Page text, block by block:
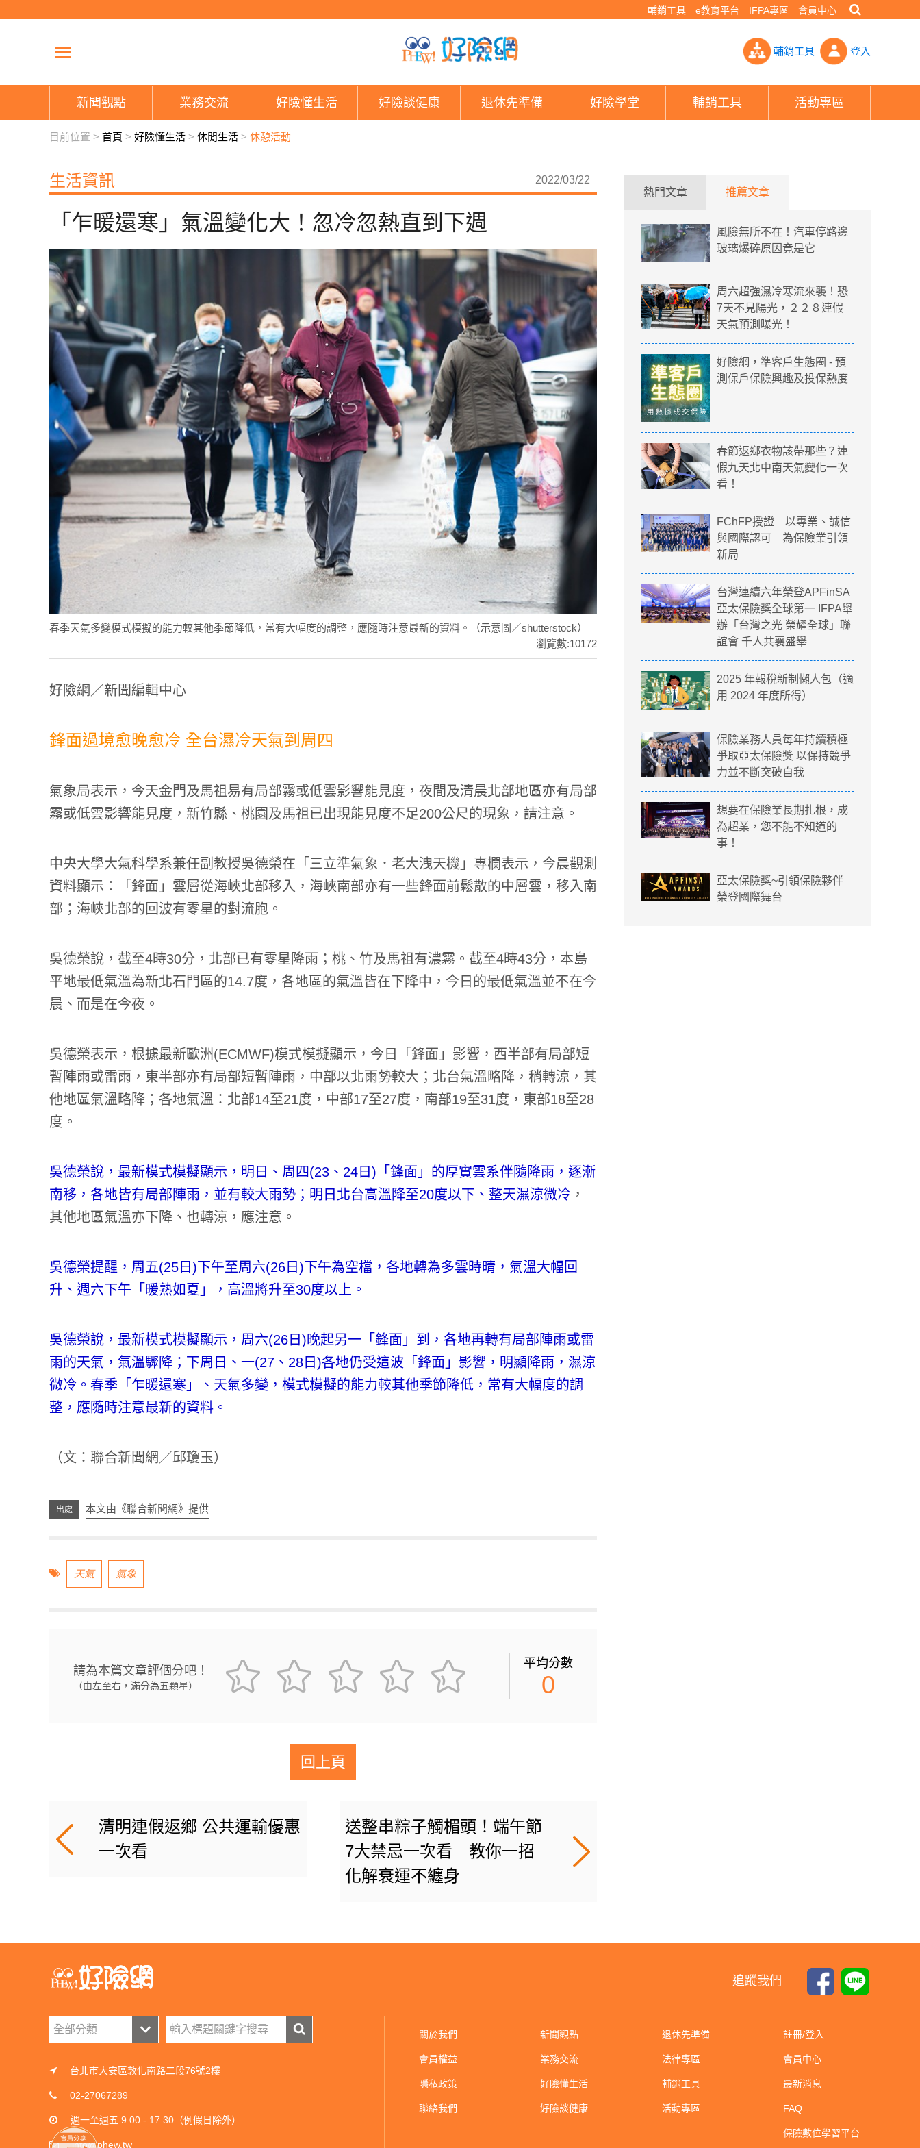
輔銷工具 e教育平台 IFPA專區 會員中心
「乍暖還寒」氣溫變化大！忽冷忽熱直到下週- PHEW!好險網
輔銷工具 登入
新聞觀點 業務交流 好險懂生活 好險談健康 退休先準備 好險學堂 輔銷工具 活動專區
目前位置 > 首頁 > 好險懂生活 > 休閒生活 > 休憩活動
生活資訊 2022/03/22
「乍暖還寒」氣溫變化大！忽冷忽熱直到下週
春季天氣多變模式模擬的能力較其他季節降低，常有大幅度的調整，應隨時注意最新的資料。（示意圖／shutterstock）
瀏覽數:10172
好險網／新聞編輯中心
鋒面過境愈晚愈冷 全台濕冷天氣到周四
氣象局表示，今天金門及馬祖易有局部霧或低雲影響能見度，夜間及清晨北部地區亦有局部
霧或低雲影響能見度，新竹縣、桃園及馬祖已出現能見度不足200公尺的現象，請注意。
中央大學大氣科學系兼任副教授吳德榮在「三立準氣象．老大洩天機」專欄表示，今晨觀測
資料顯示：「鋒面」雲層從海峽北部移入，海峽南部亦有一些鋒面前鬆散的中層雲，移入南
部；海峽北部的回波有零星的對流胞。
吳德榮說，截至4時30分，北部已有零星降雨；桃、竹及馬祖有濃霧。截至4時43分，本島
平地最低氣溫為新北石門區的14.7度，各地區的氣溫皆在下降中，今日的最低氣溫並不在今
晨、而是在今夜。
吳德榮表示，根據最新歐洲(ECMWF)模式模擬顯示，今日「鋒面」影響，西半部有局部短
暫陣雨或雷雨，東半部亦有局部短暫陣雨，中部以北雨勢較大；北台氣溫略降，稍轉涼，其
他地區氣溫略降；各地氣溫：北部14至21度，中部17至27度，南部19至31度，東部18至28
度。
吳德榮說，最新模式模擬顯示，明日、周四(23、24日)「鋒面」的厚實雲系伴隨降雨，逐漸
南移，各地皆有局部陣雨，並有較大雨勢；明日北台高溫降至20度以下、整天濕涼微冷 ，
其他地區氣溫亦下降、也轉涼，應注意。
吳德榮提醒，周五(25日)下午至周六(26日)下午為空檔，各地轉為多雲時晴，氣溫大幅回
升、週六下午「暖熟如夏」，高溫將升至30度以上。
吳德榮說，最新模式模擬顯示，周六(26日)晚起另一「鋒面」到，各地再轉有局部陣雨或雷
雨的天氣，氣溫驟降；下周日、一(27、28日)各地仍受這波「鋒面」影響，明顯降雨，濕涼
微冷。春季「乍暖還寒」、天氣多變，模式模擬的能力較其他季節降低，常有大幅度的調
整，應隨時注意最新的資料。
（文：聯合新聞網／邱瓊玉）
本文由《聯合新聞網》提供
天氣 氣象
請為本篇文章評個分吧！
（由左至右，滿分為五顆星）
平均分數
0
回上頁
清明連假返鄉 公共運輸優惠
一次看
送整串粽子觸楣頭！端午節
7大禁忌一次看 教你一招
化解衰運不纏身
熱門文章 推薦文章
風險無所不在！汽車停路邊
玻璃爆碎原因竟是它
周六超強濕冷寒流來襲！恐
7天不見陽光，２２８連假
天氣預測曝光！
好險網，準客戶生態圈 - 預
測保戶保險興趣及投保熱度
春節返鄉衣物該帶那些？連
假九天北中南天氣變化一次
看！
FChFP授證 以專業、誠信
與國際認可 為保險業引領
新局
台灣連續六年榮登APFinSA
亞太保險獎全球第一 IFPA舉
辦「台灣之光 榮耀全球」聯
誼會 千人共襄盛舉
2025 年報稅新制懶人包（適
用 2024 年度所得）
保險業務人員每年持續積極
爭取亞太保險獎 以保持競爭
力並不斷突破自我
想要在保險業長期扎根，成
為超業，您不能不知道的
事！
亞太保險獎~引領保險夥伴
榮登國際舞台
追蹤我們
台北市大安區敦化南路二段76號2樓
02-27067289
週一至週五 9:00 - 17:30（例假日除外）
info@phew.tw
關於我們
會員權益
隱私政策
聯絡我們
新聞觀點
業務交流
好險懂生活
好險談健康
退休先準備
法律專區
輔銷工具
活動專區
註冊/登入
會員中心
最新消息
FAQ
保險數位學習平台